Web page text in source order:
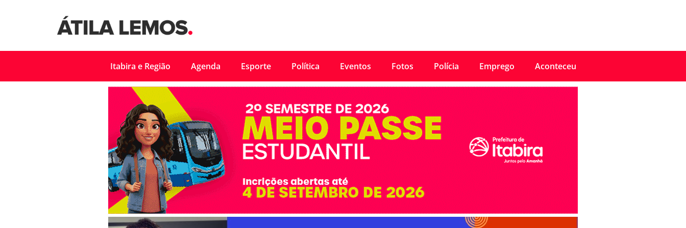
Itabira e Região Agenda Esporte Política Eventos Fotos Polícia Emprego Aconteceu